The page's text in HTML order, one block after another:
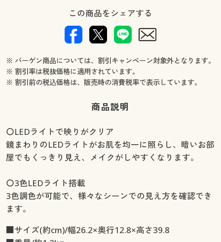
この商品をシェアする
※ バーゲン商品については、割引キャンペーン対象外となります。
※ 割引率は税抜価格に適用されています。
※ 割引前の税込価格は、販売時の消費税率で表示しています。
商品説明
〇LEDライトで映りがクリア
鏡まわりのLEDライトがお肌を均一に照らし、暗いお部
屋でもくっきり見え、メイクがしやすくなります。
〇3色LEDライト搭載
3色調色が可能で、様々なシーンでの見え方を確認でき
ます。
■サイズ(約cm)/幅26.2×奥行12.8×高さ39.8